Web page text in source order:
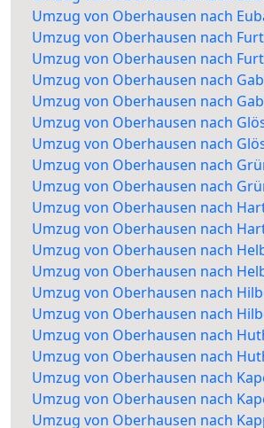
Umzug von Oberhausen nach
Umzug von Oberhausen nach
Umzug von Oberhausen nach
Umzug von Oberhausen nach
Umzug von Oberhausen nach
Umzug von Oberhausen nach
Umzug von Oberhausen nach
Umzug von Oberhausen nach
Umzug von Oberhausen nach
Umzug von Oberhausen nach
Umzug von Oberhausen nach
Umzug von Oberhausen nach
Umzug von Oberhausen nach
Umzug von Oberhausen nach
Umzug von Oberhausen nach
Umzug von Oberhausen nach
Umzug von Oberhausen nach
Umzug von Oberhausen nach
Umzug von Oberhausen nach
Umzug von Oberhausen nach